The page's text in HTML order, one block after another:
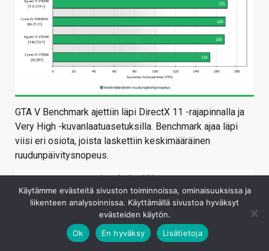
GTA V Benchmark ajettiin läpi DirectX 11 -rajapinnalla ja
Very High -kuvanlaatuasetuksilla. Benchmark ajaa läpi
viisi eri osiota, joista laskettiin keskimääräinen
ruudunpäivitysnopeus.
Käytämme evästeitä sivuston toiminnoissa, ominaisuuksissa ja
liikenteen analysoinnissa. Käyttämällä sivustoa hyväksyt
evästeiden käytön.
Ok
En hyväksy Lisätietoja